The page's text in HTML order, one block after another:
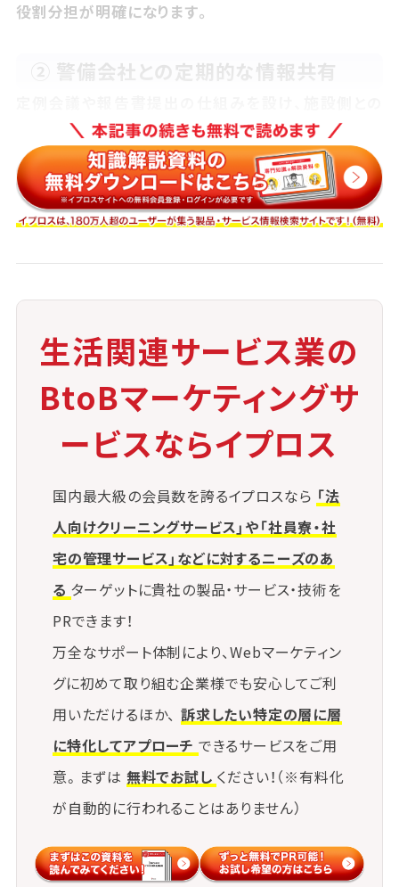
役割分担が明確になります。
② 警備会社との定期的な情報共有
連携を密にすることで、
現場での対応力が向上し、ミスやトラブルの防止につ
ながります。
強化
人的警備に加えて、防犯設備の活用を進めることで、
異常検知の迅速化にも効果があります。
④ イベントや緊急訓練の実施
定期的に避難訓練や不審者対応訓練を実施し、
にも安心感を提供できます。
⑤ パートタイムや地域警備との組み合
わせ
夜間だけ、休日だけといった柔軟な警備シフトを組む
ことで、コストを抑えつつ必要な時間帯の警備体制を
地域の高齢者活用もひとつの手段です。
生活関連サービス業の
BtoBマーケティングサ
ービスならイプロス
国内最大級の会員数を誇るイプロスなら 「法
人向けクリーニングサービス」や「社員寮・社
宅の管理サービス」などに対するニーズのあ
る ターゲットに貴社の製品・サービス・技術を
PRできます！
万全なサポート体制により、Webマーケティン
グに初めて取り組む企業様でも安心してご利
用いただけるほか、 訴求したい特定の層に層
に特化してアプローチ できるサービスをご用
意。まずは 無料でお試し ください！（※有料化
が自動的に行われることはありません）